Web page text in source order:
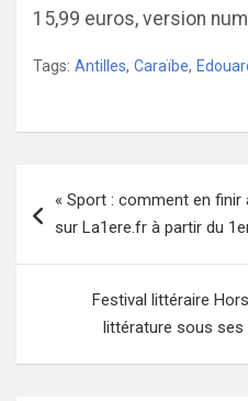
15,99 euros, version
Tags: Antilles, Caraïbe,
de
« Sport : comment en finir
sur La1ere.fr à partir du
Festival littéraire
littérature sous